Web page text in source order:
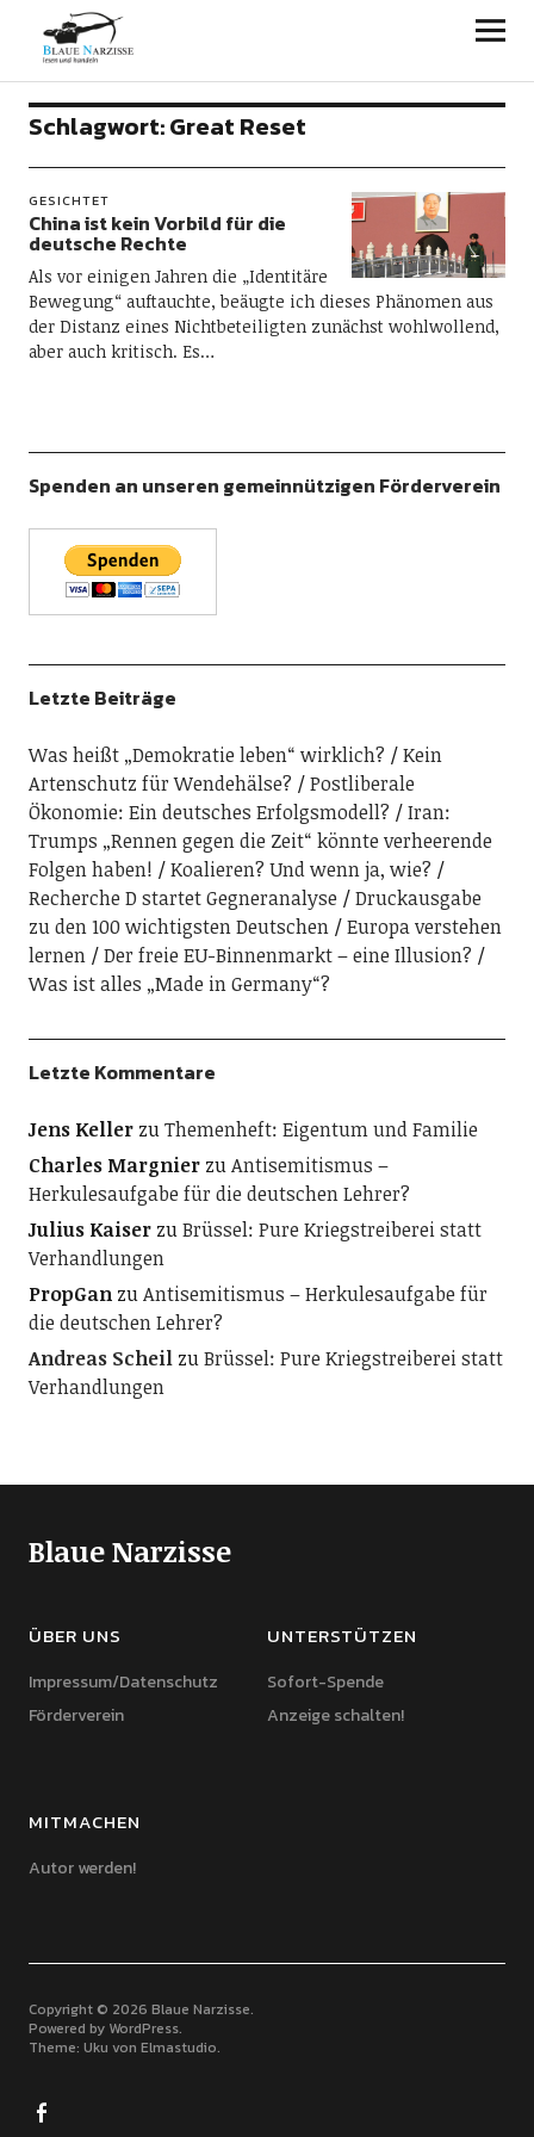
Blaue Narzisse
Schlagwort:Great Reset
GESICHTET
China ist kein Vorbild für die
deutsche Rechte
Als vor einigen Jahren die „Identitäre
Bewegung“ auftauchte, beäugte ich dieses Phänomen aus
der Distanz eines Nichtbeteiligten zunächst wohlwollend,
aber auch kritisch. Es…
Spenden an unseren gemeinnützigen Förderverein
Letzte Beiträge
Was heißt „Demokratie leben“ wirklich?
Kein
Artenschutz für Wendehälse?
Postliberale
Ökonomie: Ein deutsches Erfolgsmodell?
Iran:
Trumps „Rennen gegen die Zeit“ könnte verheerende
Folgen haben!
Koalieren? Und wenn ja, wie?
Recherche D startet Gegneranalyse
Druckausgabe
zu den 100 wichtigsten Deutschen
Europa verstehen
lernen
Der freie EU-Binnenmarkt – eine Illusion?
Was ist alles „Made in Germany“?
Letzte Kommentare
Jens KellerzuThemenheft: Eigentum und Familie
Charles MargnierzuAntisemitismus –
Herkulesaufgabe für die deutschen Lehrer?
Julius KaiserzuBrüssel: Pure Kriegstreiberei statt
Verhandlungen
PropGanzuAntisemitismus – Herkulesaufgabe für
die deutschen Lehrer?
Andreas ScheilzuBrüssel: Pure Kriegstreiberei statt
Verhandlungen
Blaue Narzisse
ÜBER UNS
Impressum/Datenschutz
Förderverein
UNTERSTÜTZEN
Sofort-Spende
Anzeige schalten!
MITMACHEN
Autor werden!
Copyright © 2026 Blaue Narzisse
Powered by WordPress
Theme: Uku von Elmastudio